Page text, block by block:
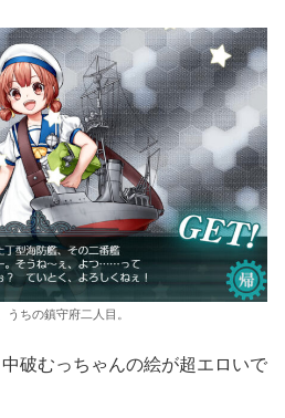
うちの鎮守府二人目。
破むっちゃんの絵が超エロいで